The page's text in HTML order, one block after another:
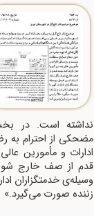
نداشته است. در
مضحکی از احترام به
ادارات و مأمورین
قدم از صف خارج
وسیله‌ی خدمتگزاران
زننده صورت می‌گیرد.»